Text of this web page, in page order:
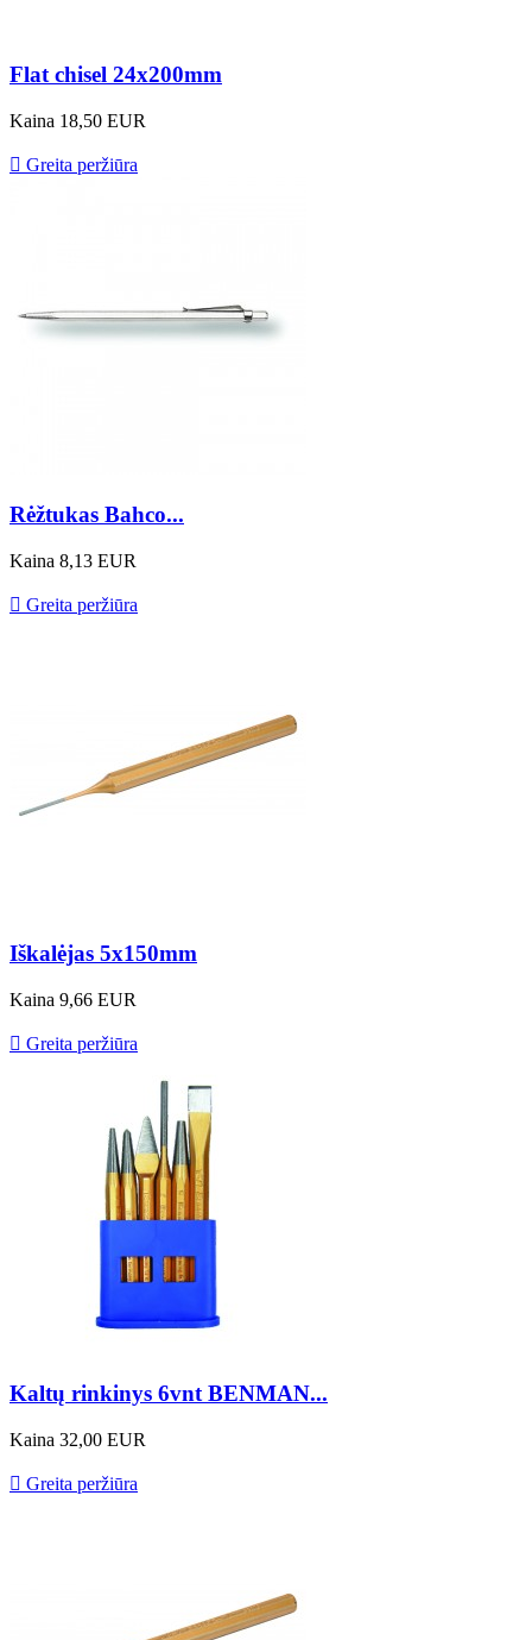
Flat chisel 24x200mm
Kaina 18,50 EUR
 Greita peržiūra
Rėžtukas Bahco...
Kaina 8,13 EUR
 Greita peržiūra
Iškalėjas 5x150mm
Kaina 9,66 EUR
 Greita peržiūra
Kaltų rinkinys 6vnt BENMAN...
Kaina 32,00 EUR
 Greita peržiūra